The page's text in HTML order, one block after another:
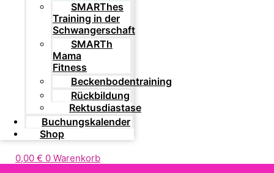
SMARThes
Training in der
Schwangerschaft
SMARTh
Mama
Fitness
Beckenbodentraining
Rückbildung
Rektusdiastase
Buchungskalender
Shop
0,00 € 0 Warenkorb